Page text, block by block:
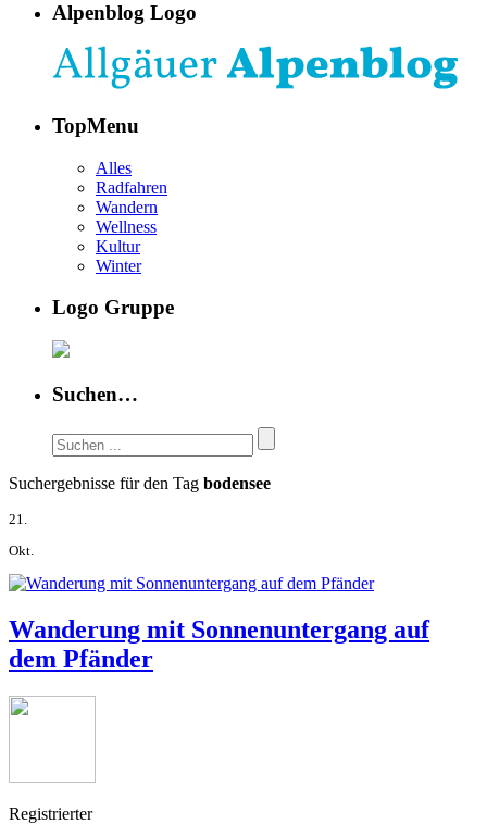
Alpenblog Logo
TopMenu
Alles
Radfahren
Wandern
Wellness
Kultur
Winter
Logo Gruppe
Suchen…
Suchergebnisse für den Tag bodensee
21.
Okt.
Wanderung mit Sonnenuntergang auf
dem Pfänder
Registrierter